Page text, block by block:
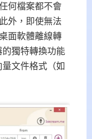
何檔案都不會
外，即使無法
面軟體離線轉
獨特轉換功能
文件格式（如